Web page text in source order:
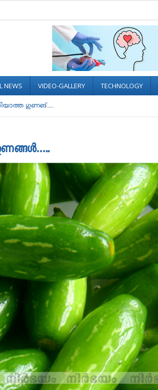
NEWS VIDEO-GALLERY TECHNOLOGY
ഗുണങ്....